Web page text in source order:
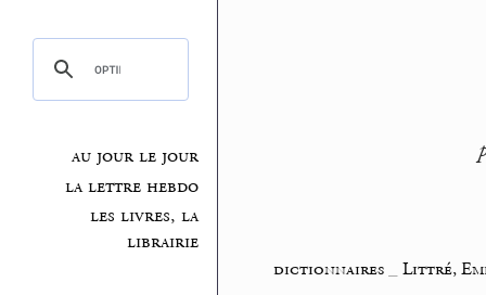
au jour le jour
la lettre hebdo
les livres, la
librairie
dictionnaires_ Littré,